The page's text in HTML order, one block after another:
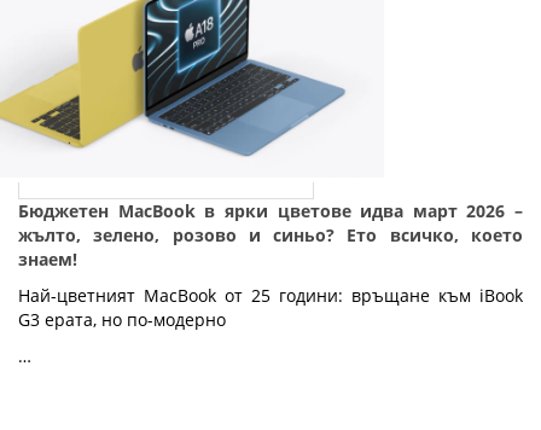
Бюджетен MacBook в ярки цветове идва март 2026 –
жълто, зелено, розово и синьо? Ето всичко, което
знаем!
Най-цветният MacBook от 25 години: връщане към iBook
G3 ерата, но по-модерно
…